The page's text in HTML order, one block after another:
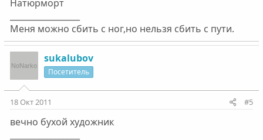
Натюрморт
Меня можно сбить с ног,но нельзя сбить с пути.
sukalubov
Посетитель
18 Окт 2011 #5
вечно бухой художник